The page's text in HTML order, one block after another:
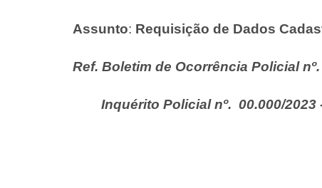
Assunto: Requisição de Dados
Ref. Boletim de Ocorrência Policial
Inquérito Policial nº. 00.000/2023 -